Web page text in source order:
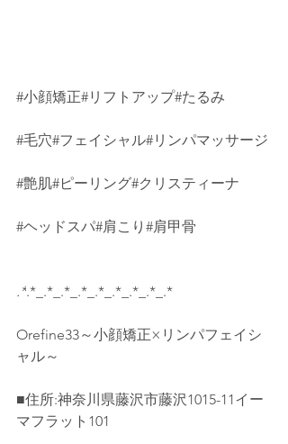
#小顔矯正#リフトアップ#たるみ
#毛穴#フェイシャル#リンパマッサージ
#艶肌#ピーリング#クリスティーナ
#ヘッドスパ#肩こり#肩甲骨
.*.*_.*_.*_.*_.*_.*_.*_.*_.*
Orefine33～小顔矯正×リンパフェイシ
ャル～
■住所:神奈川県藤沢市藤沢1015-11イー
マフラット101